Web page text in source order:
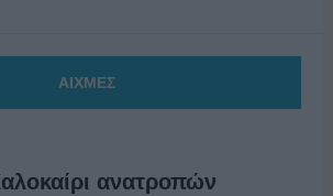
ΑΙΧΜΕΣ
ανατροπών